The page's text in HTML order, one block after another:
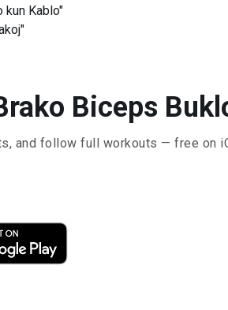
kun Kablo"
Biceps
and follow full workouts — free on